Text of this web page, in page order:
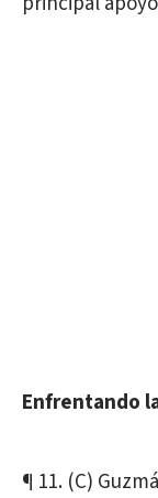
Enfrentando
¶ 11. (C)